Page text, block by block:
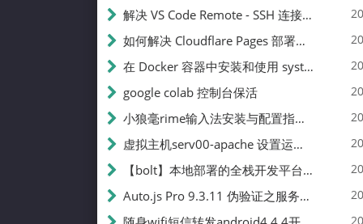
解决 VS Code Remote - SSH 连接失败问题：从权限问题到成功启动
如何解决 Cloudflare Pages 部署中的 API Token 权限问题
在 Docker 容器中安装和使用 systemctl 的完整指南
google colab 控制台保活
小狼毫rime输入法安装与配置指南：从基础到高级自定义
虚拟主机serv00-apache 设置运行目录
【bolt】本地部署的全栈开发平台，支持本地及众多API，本地一键生成应用，部署教程
Auto.js Pro 9.3.11 伪验证之服务器接口 Nginx 版
✍️
231k
总字数
👥